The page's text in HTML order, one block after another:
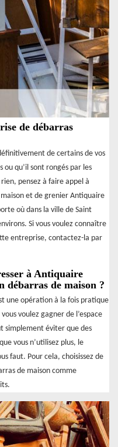
de débarras
de certains de vos
ou qu’il sont rongés par les
pensez à faire appel à
et de grenier Antiquaire
où dans la ville de Saint
Si vous voulez connaître
entreprise, contactez-la par
à Antiquaire
débarras de maison ?
une opération à la fois pratique
voulez gagner de l’espace
simplement éviter que des
vous n’utilisez plus, le
faut. Pour cela, choisissez de
de maison comme